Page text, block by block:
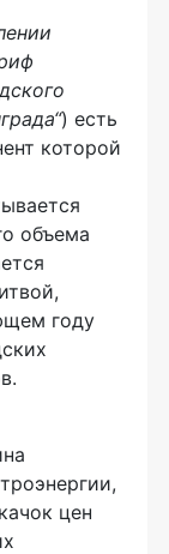
) есть
которой
объема
году
цен